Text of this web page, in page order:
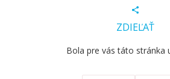
ZDIEĽAŤ
Bola pre vás táto stránka